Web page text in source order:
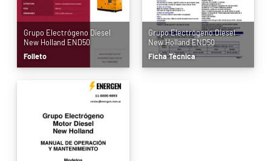
Grupo Electrógeno Diesel
New Holland END50
Folleto
Grupo Electrógeno Diesel
New Holland END50
Ficha Técnica